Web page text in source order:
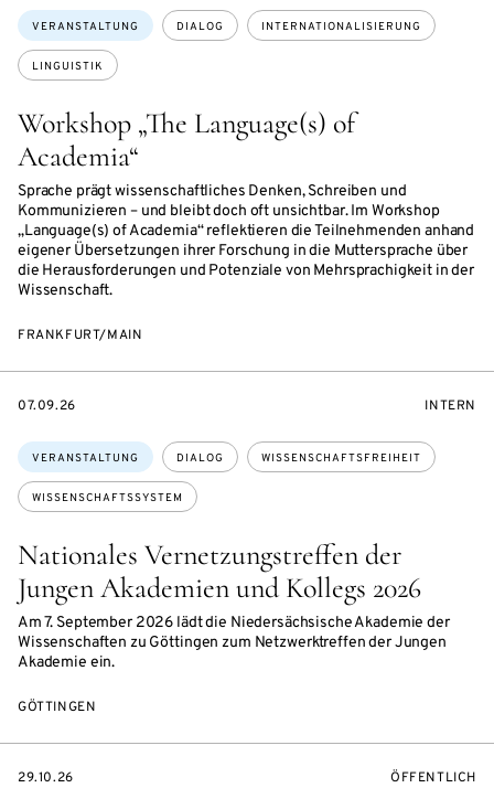
Workshop „The Language(s) of
Academia“
Sprache prägt wissenschaftliches Denken, Schreiben und
Kommunizieren – und bleibt doch oft unsichtbar. Im Workshop
„Language(s) of Academia“ reflektieren die Teilnehmenden anhand
eigener Übersetzungen ihrer Forschung in die Muttersprache über
die Herausforderungen und Potenziale von Mehrsprachigkeit in der
Wissenschaft.
Themen:
VERANSTALTUNG DIALOG INTERNATIONALISIERUNG
LINGUISTIK
FRANKFURT/MAIN
Nationales Vernetzungstreffen der
Jungen Akademien und Kollegs 2026
Am 7. September 2026 lädt die Niedersächsische Akademie der
Wissenschaften zu Göttingen zum Netzwerktreffen der Jungen
Akademie ein.
Themen:
VERANSTALTUNG DIALOG WISSENSCHAFTSFREIHEIT
WISSENSCHAFTSSYSTEM
EVENTBEGINSON
07.09.26 INTERN
GÖTTINGEN
EVENTBEGINSON
29.10.26 ÖFFENTLICH